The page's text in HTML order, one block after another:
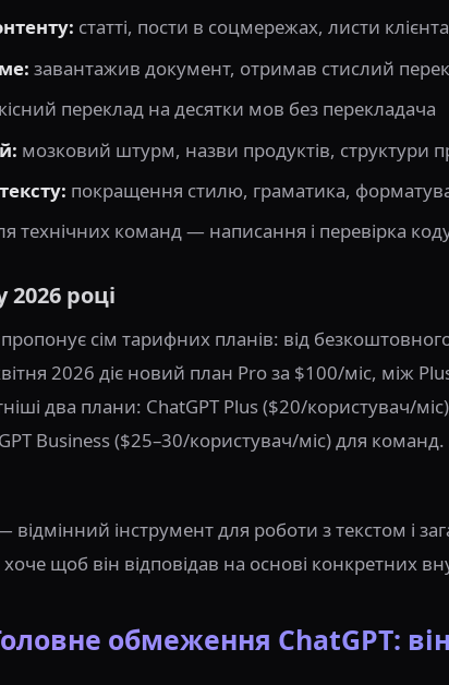
статті, пости в соцмережах, листи
завантажив документ, отримав стислий
переклад на десятки мов без перекладача
мозковий штурм, назви продуктів, структури
покращення стилю, граматика,
технічних команд — написання і перевірка
2026 році
сім тарифних планів: від
2026 діє новий план Pro за $100/міс, між
два плани: ChatGPT Plus ($20/користувач/
Business ($25–30/користувач/міс) для
відмінний інструмент для роботи з текстом і
щоб він відповідав на основі конкретних
обмеження ChatGPT: